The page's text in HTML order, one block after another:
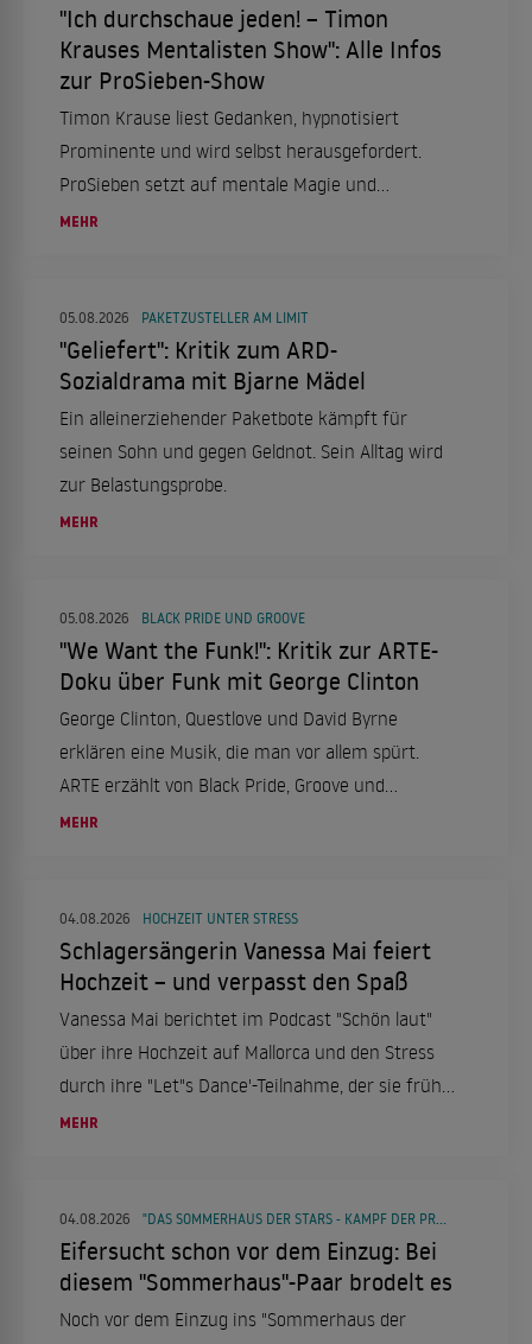
"Ich durchschaue jeden! – Timon
Krauses Mentalisten Show": Alle Infos
zur ProSieben-Show
Timon Krause liest Gedanken, hypnotisiert
Prominente und wird selbst herausgefordert.
ProSieben setzt auf mentale Magie und
Showeffekte.
MEHR
05.08.2026 PAKETZUSTELLER AM LIMIT
"Geliefert": Kritik zum ARD-
Sozialdrama mit Bjarne Mädel
Ein alleinerziehender Paketbote kämpft für
seinen Sohn und gegen Geldnot. Sein Alltag wird
zur Belastungsprobe.
MEHR
05.08.2026 BLACK PRIDE UND GROOVE
"We Want the Funk!": Kritik zur ARTE-
Doku über Funk mit George Clinton
George Clinton, Questlove und David Byrne
erklären eine Musik, die man vor allem spürt.
ARTE erzählt von Black Pride, Groove und
Popgeschichte.
MEHR
04.08.2026 HOCHZEIT UNTER STRESS
Schlagersängerin Vanessa Mai feiert
Hochzeit – und verpasst den Spaß
Vanessa Mai berichtet im Podcast "Schön laut"
über ihre Hochzeit auf Mallorca und den Stress
durch ihre "Let"s Dance'-Teilnahme, der sie früh
ins Bett trieb.
MEHR
04.08.2026
Eifersucht schon vor dem Einzug: Bei
diesem "Sommerhaus"-Paar brodelt es
Noch vor dem Einzug ins "Sommerhaus der